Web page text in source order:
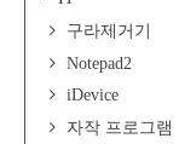
구라제거기
Notepad2
iDevice
자작 프로그램